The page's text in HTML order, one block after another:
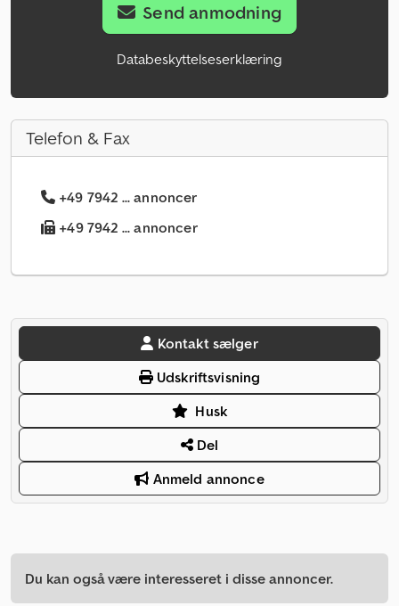
Send anmodning
Databeskyttelseserklæring
Telefon & Fax
+49 7942 ... annoncer
+49 7942 ... annoncer
Kontakt sælger
Udskriftsvisning
Husk
Del
Anmeld annonce
Du kan også være interesseret i disse annoncer.